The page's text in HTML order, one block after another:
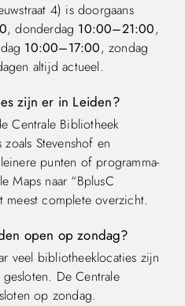
4) is doorgaans
, donderdag 10:00–21:00,
10:00–17:00, zondag
altijd actueel.
zijn er in Leiden?
Centrale Bibliotheek
Stevenshof en
punten of programma-
Maps naar “BplusC
complete overzicht.
open op zondag?
veel bibliotheeklocaties zijn
De Centrale
op zondag.